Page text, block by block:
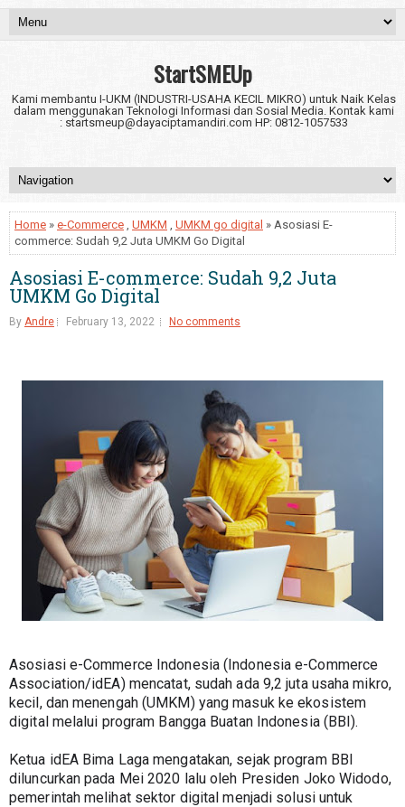
StartSMEUp
Kami membantu I-UKM (INDUSTRI-USAHA KECIL MIKRO) untuk Naik Kelas
dalam menggunakan Teknologi Informasi dan Sosial Media. Kontak kami
: startsmeup@dayaciptamandiri.com HP: 0812-1057533
Home » e-Commerce , UMKM , UMKM go digital » Asosiasi E-
commerce: Sudah 9,2 Juta UMKM Go Digital
Asosiasi E-commerce: Sudah 9,2 Juta
UMKM Go Digital
By Andre February 13, 2022 No comments
Asosiasi e-Commerce Indonesia (Indonesia e-Commerce
Association/idEA) mencatat, sudah ada 9,2 juta usaha mikro,
kecil, dan menengah (UMKM) yang masuk ke ekosistem
digital melalui program Bangga Buatan Indonesia (BBI).
Ketua idEA Bima Laga mengatakan, sejak program BBI
diluncurkan pada Mei 2020 lalu oleh Presiden Joko Widodo,
pemerintah melihat sektor digital menjadi solusi untuk